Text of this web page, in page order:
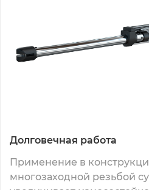
Долговечная работа
Применение в
многозаходной резьбой